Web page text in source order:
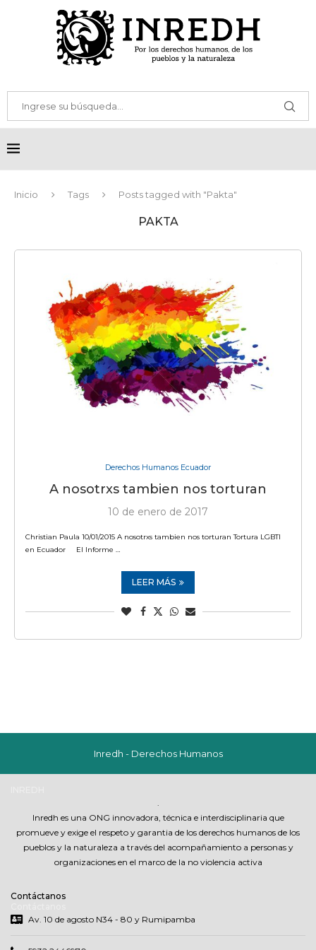
Inicio Tags Posts tagged with "Pakta"
PAKTA
Derechos Humanos Ecuador
A nosotrxs tambien nos torturan
10 de enero de 2017
Christian Paula 10/01/2015 A nosotrxs tambien nos torturan Tortura LGBTI
en Ecuador El Informe …
LEER MÁS
Inredh - Derechos Humanos
Inredh es una ONG innovadora, técnica e interdisciplinaria que
promueve y exige el respeto y garantia de los derechos humanos de los
pueblos y la naturaleza a través del acompañamiento a personas y
organizaciones en el marco de la no violencia activa
Contáctanos
Av. 10 de agosto N34 - 80 y Rumipamba